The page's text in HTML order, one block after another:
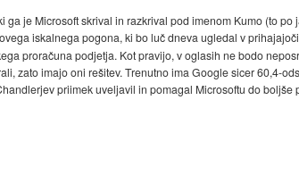
je Microsoft skrival in razkrival pod imenom Kumo (to
iskalnega pogona, ki bo luč dneva ugledal v
proračuna podjetja. Kot pravijo, v oglasih ne bodo
zato imajo oni rešitev. Trenutno ima Google sicer 60,4-
priimek uveljavil in pomagal Microsoftu do boljše